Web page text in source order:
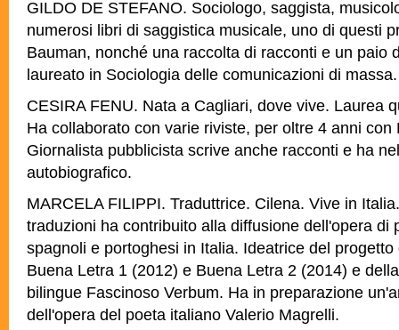
GILDO DE STEFANO. Sociologo, saggista,
numerosi libri di saggistica musicale, uno di questi
Bauman, nonché una raccolta di racconti e un paio
laureato in Sociologia delle comunicazioni di massa.
CESIRA FENU. Nata a Cagliari, dove vive. Laurea
Ha collaborato con varie riviste, per oltre 4 anni con
Giornalista pubblicista scrive anche racconti e ha
autobiografico.
MARCELA FILIPPI. Traduttrice. Cilena. Vive in
traduzioni ha contribuito alla diffusione dell'opera di
spagnoli e portoghesi in Italia. Ideatrice del
Buena Letra 1 (2012) e Buena Letra 2 (2014) e
bilingue Fascinoso Verbum. Ha in preparazione
dell'opera del poeta italiano Valerio Magrelli.